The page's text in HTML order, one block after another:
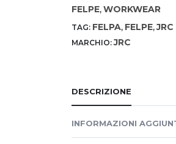
FELPE, WORKWEAR
TAG: FELPA, FELPE,JRC
MARCHIO:JRC
DESCRIZIONE
INFORMAZIONI